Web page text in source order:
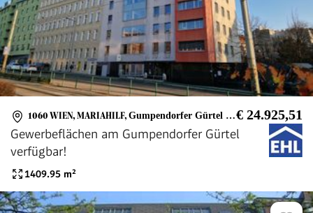
1060 WIEN, MARIAHILF, Gumpendorfer Gürtel 2B € 24.925,51
Gewerbeflächen am Gumpendorfer Gürtel
verfügbar!
1409.95 m²